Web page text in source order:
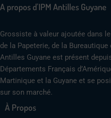
A propos d'IPM Antilles Guyane
Grossiste à valeur ajoutée dans
de la Papeterie, de la
Antilles Guyane est présent
Départements Français
Martinique et la Guyane et se
sur son marché.
À Propos